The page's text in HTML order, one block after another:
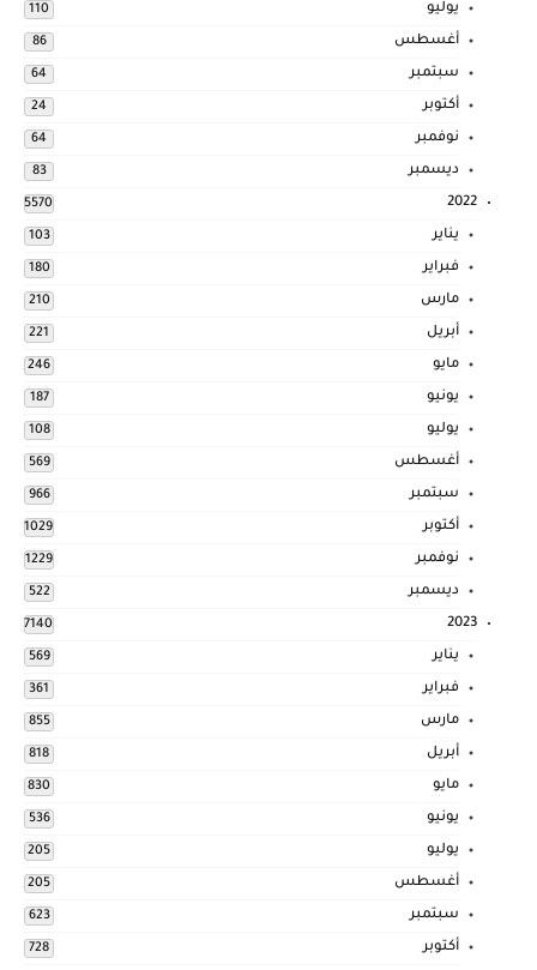
يوليو 110
أغسطس 86
سبتمبر 64
أكتوبر 24
نوفمبر 64
ديسمبر 83
2022
5570
يناير 103
فبراير 180
مارس 210
أبريل 221
مايو 246
يونيو 187
يوليو 108
أغسطس 569
سبتمبر 966
أكتوبر 1029
نوفمبر 1229
ديسمبر 522
2023
7140
يناير 569
فبراير 361
مارس 855
أبريل 818
مايو 830
يونيو 536
يوليو 205
أغسطس 205
سبتمبر 623
أكتوبر 728